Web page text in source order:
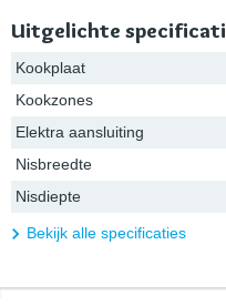
Uitgelichte
Kookplaat
Kookzones
Elektra aansluiting
Nisbreedte
Nisdiepte
Bekijk alle specificaties